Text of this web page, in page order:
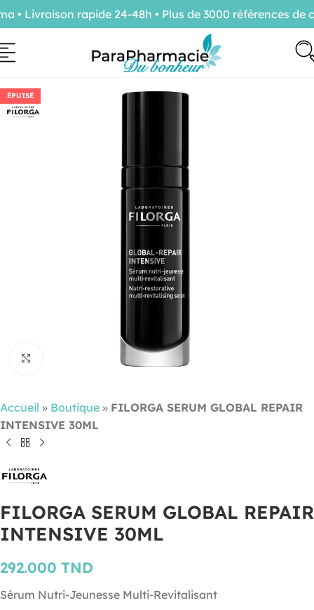
ÉPUISÉ
Cliquez pour agrandir
Accueil » Boutique » FILORGA SERUM GLOBAL REPAIR
INTENSIVE 30ML
FILORGA SERUM GLOBAL REPAIR
INTENSIVE 30ML
292.000 TND
Sérum Nutri-Jeunesse Multi-Revitalisant
Livraison rapide 24-48h • Plus de 3000 références de